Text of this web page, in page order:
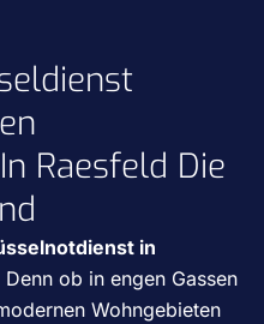
Raesfeld Die
in
ob in engen Gassen
Wohngebieten